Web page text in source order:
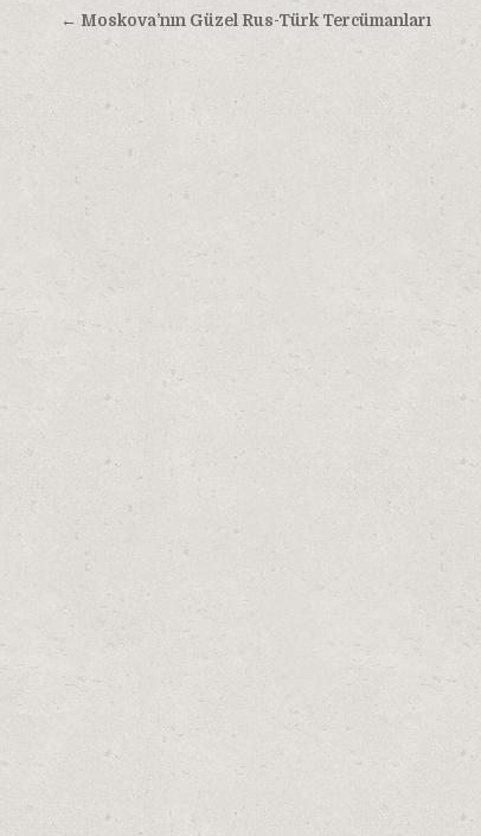
Yazı
gezinmesi
← Moskova’nın Güzel Rus-Türk Tercümanları